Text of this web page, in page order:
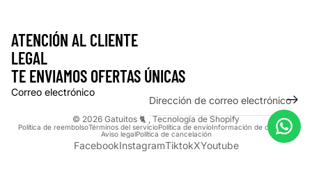
ATENCIÓN AL CLIENTE
LEGAL
TE ENVIAMOS OFERTAS ÚNICAS
Correo electrónico
© 2026 Gatuitos 🐈 ,Tecnología de Shopify
Política de reembolsoTérminos del servicioPolítica de envíoInformación de contacto
Aviso legalPolítica de cancelación
FacebookInstagramTiktokXYoutube